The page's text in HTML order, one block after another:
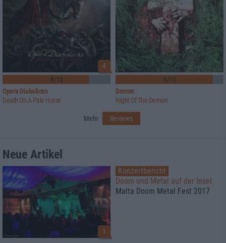
4
8/10
Opera Diabolicus
Death On A Pale Horse
9/10
Demon
Night Of The Demon
Mehr Reviews
Neue Artikel
1
Konzertbericht
Doom und Metal auf der Insel
Malta Doom Metal Fest 2017